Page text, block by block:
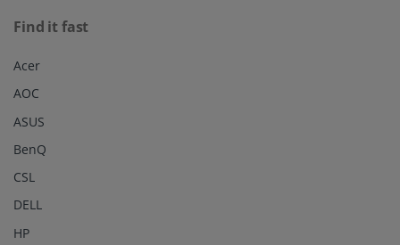
Find it fast
Acer
AOC
ASUS
BenQ
CSL
DELL
HP